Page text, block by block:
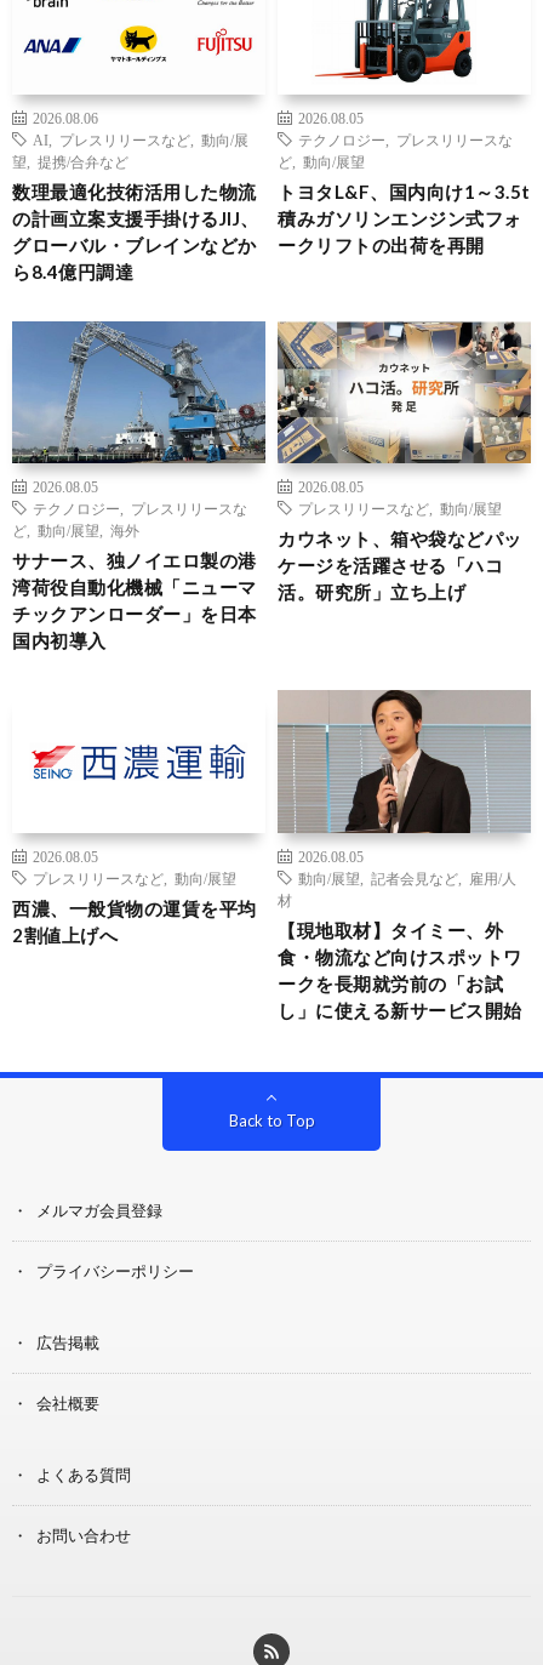
2026.08.06
AI
プレスリリースなど
動向/展
望
提携/合弁など
数理最適化技術活用した物流
の計画立案支援手掛けるJIJ、
グローバル・ブレインなどか
ら8.4億円調達
2026.08.05
テクノロジー
プレスリリースな
ど
動向/展望
トヨタL&F、国内向け1～3.5t
積みガソリンエンジン式フォ
ークリフトの出荷を再開
2026.08.05
テクノロジー
プレスリリースな
ど
動向/展望 海外
サナース、独ノイエロ製の港
湾荷役自動化機械「ニューマ
チックアンローダー」を日本
国内初導入
2026.08.05
プレスリリースなど
動向/展望
カウネット、箱や袋などパッ
ケージを活躍させる「ハコ
活。研究所」立ち上げ
2026.08.05
プレスリリースなど
動向/展望
西濃、一般貨物の運賃を平均
2割値上げへ
2026.08.05
動向/展望
記者会見など
雇用/人
材
【現地取材】タイミー、外
食・物流など向けスポットワ
ークを長期就労前の「お試
し」に使える新サービス開始
Back to Top
メルマガ会員登録
プライバシーポリシー
広告掲載
会社概要
よくある質問
お問い合わせ